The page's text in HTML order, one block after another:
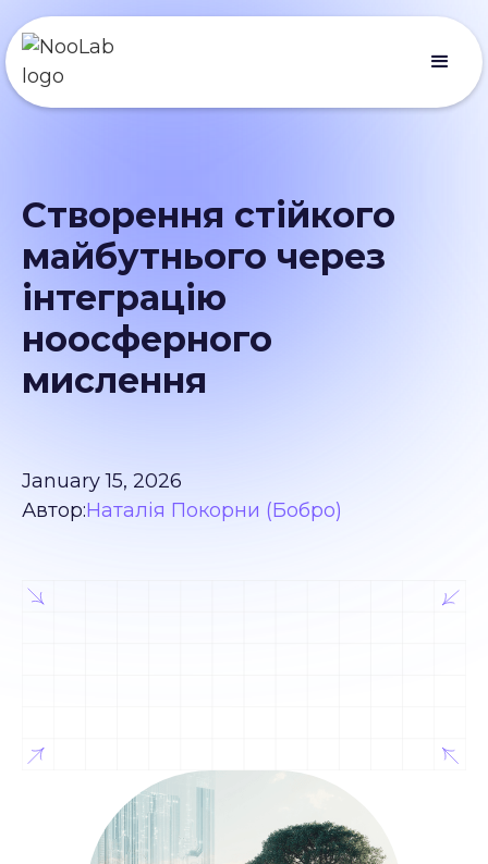
Створення стійкого
майбутнього через
інтеграцію
ноосферного
мислення
January 15, 2026
Автор:Наталія Покорни (Бобро)